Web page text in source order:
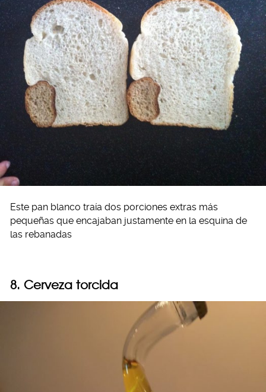
Este pan blanco traía dos porciones extras más
pequeñas que encajaban justamente en la esquina de
las rebanadas
8. Cerveza torcida